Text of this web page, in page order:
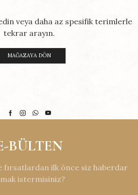
veya daha az spesifik terimlerle
tekrar arayın.
MAĞAZAYA DÖN
BÜLTEN
ilk önce siz haberdar
istermisiniz?